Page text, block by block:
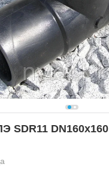
SDR11 DN160х160